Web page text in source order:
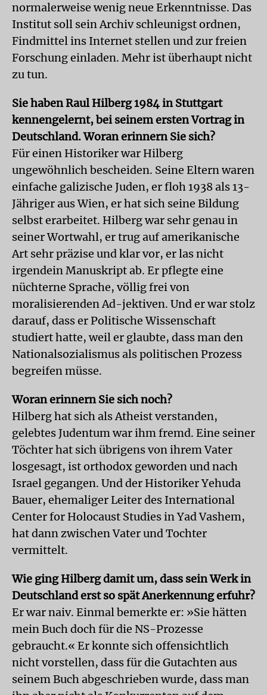
normalerweise wenig neue Erkenntnisse. Das
Institut soll sein Archiv schleunigst ordnen,
Findmittel ins Internet stellen und zur freien
Forschung einladen. Mehr ist überhaupt nicht
zu tun.
Sie haben Raul Hilberg 1984 in Stuttgart
kennengelernt, bei seinem ersten Vortrag in
Deutschland. Woran erinnern Sie sich?
Für einen Historiker war Hilberg
ungewöhnlich bescheiden. Seine Eltern waren
einfache galizische Juden, er floh 1938 als 13-
Jähriger aus Wien, er hat sich seine Bildung
selbst erarbeitet. Hilberg war sehr genau in
seiner Wortwahl, er trug auf amerikanische
Art sehr präzise und klar vor, er las nicht
irgendein Manuskript ab. Er pflegte eine
nüchterne Sprache, völlig frei von
moralisierenden Ad-jektiven. Und er war stolz
darauf, dass er Politische Wissenschaft
studiert hatte, weil er glaubte, dass man den
Nationalsozialismus als politischen Prozess
begreifen müsse.
Woran erinnern Sie sich noch?
Hilberg hat sich als Atheist verstanden,
gelebtes Judentum war ihm fremd. Eine seiner
Töchter hat sich übrigens von ihrem Vater
losgesagt, ist orthodox geworden und nach
Israel gegangen. Und der Historiker Yehuda
Bauer, ehemaliger Leiter des International
Center for Holocaust Studies in Yad Vashem,
hat dann zwischen Vater und Tochter
vermittelt.
Wie ging Hilberg damit um, dass sein Werk in
Deutschland erst so spät Anerkennung erfuhr?
Er war naiv. Einmal bemerkte er: »Sie hätten
mein Buch doch für die NS-Prozesse
gebraucht.« Er konnte sich offensichtlich
nicht vorstellen, dass für die Gutachten aus
seinem Buch abgeschrieben wurde, dass man